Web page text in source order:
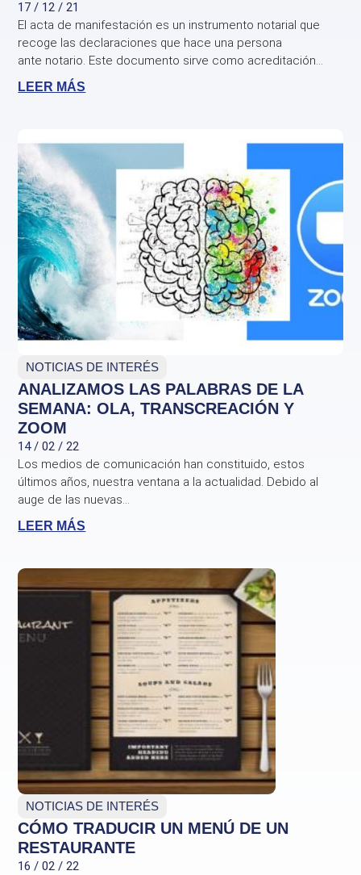
17 / 12 / 21
El acta de manifestación es un instrumento notarial que
recoge las declaraciones que hace una persona
ante notario. Este documento sirve como acreditación...
LEER MÁS
NOTICIAS DE INTERÉS
ANALIZAMOS LAS PALABRAS DE LA
SEMANA: OLA, TRANSCREACIÓN Y
ZOOM
14 / 02 / 22
Los medios de comunicación han constituido, estos
últimos años, nuestra ventana a la actualidad. Debido al
auge de las nuevas...
LEER MÁS
NOTICIAS DE INTERÉS
CÓMO TRADUCIR UN MENÚ DE UN
RESTAURANTE
16 / 02 / 22